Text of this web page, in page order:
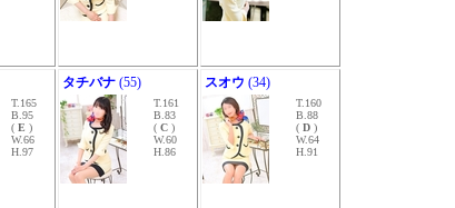
T.165
B.95
( E )
W.66
H.97
タチバナ (55)
T.161
B.83
( C )
W.60
H.86
スオウ (34)
T.160
B.88
( D )
W.64
H.91